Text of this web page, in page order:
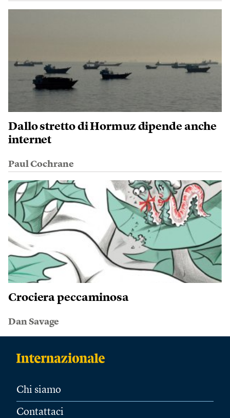
Dallo stretto di Hormuz dipende anche
internet
Paul Cochrane
Crociera peccaminosa
Dan Savage
Chi siamo
Contattaci